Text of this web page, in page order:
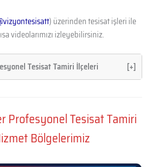
) üzerinden tesisat işleri ile
videolarımızı izleyebilirsiniz.
Tesisat Tamiri İlçeleri [+]
Profesyonel Tesisat Tamiri
Bölgelerimiz